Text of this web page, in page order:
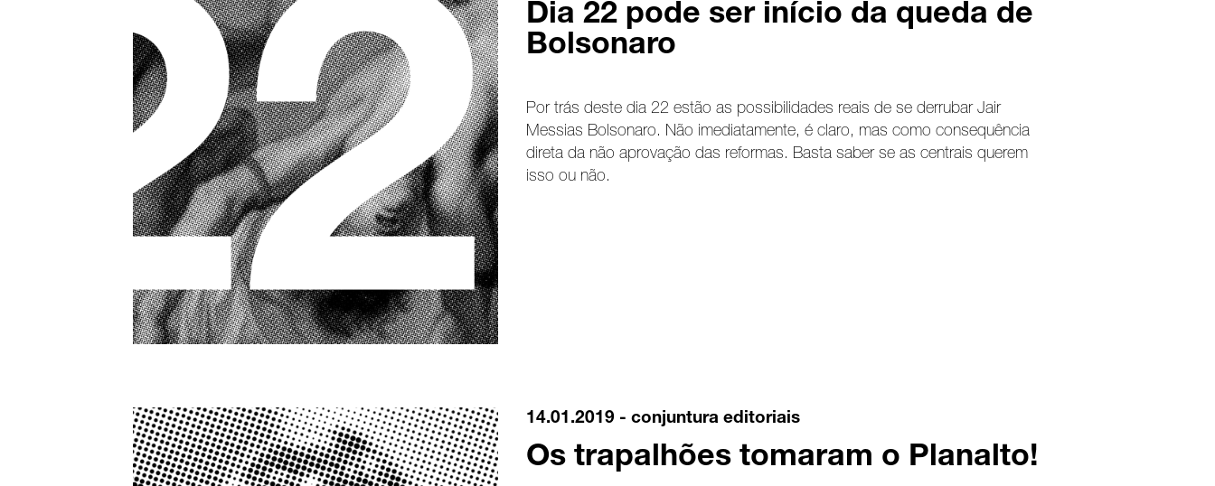
Dia 22 pode ser início da queda de
Bolsonaro
Por trás deste dia 22 estão as possibilidades reais de se derrubar Jair
Messias Bolsonaro. Não imediatamente, é claro, mas como consequência
direta da não aprovação das reformas. Basta saber se as centrais querem
isso ou não.
14.01.2019 - conjuntura editoriais
Os trapalhões tomaram o Planalto!